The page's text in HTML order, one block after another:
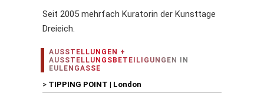
Seit 2005 mehrfach Kuratorin der Kunsttage
Dreieich.
AUSSTELLUNGEN +
AUSSTELLUNGSBETEILIGUNGEN IN
EULENGASSE
> TIPPING POINT | London